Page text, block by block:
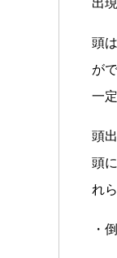
出
頭
が
一
頭
頭
れ
・